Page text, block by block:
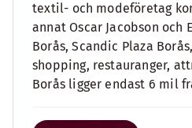
textil- och modeföretag
annat Oscar Jacobson och
Borås, Scandic Plaza
shopping, restauranger,
Borås ligger endast 6 mil